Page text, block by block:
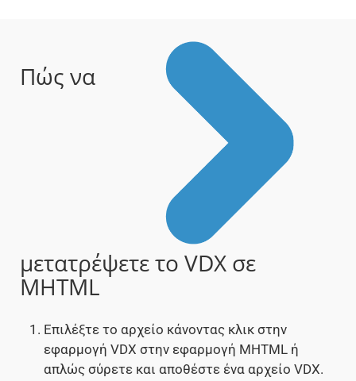
Πώς να
μετατρέψετε το VDX σε
MHTML
Επιλέξτε το αρχείο κάνοντας κλικ στην
εφαρμογή VDX στην εφαρμογή MHTML ή
απλώς σύρετε και αποθέστε ένα αρχείο VDX.